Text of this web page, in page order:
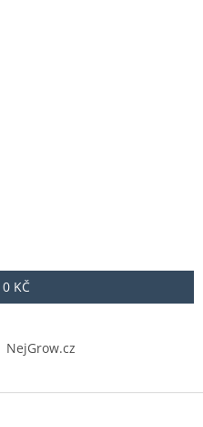
0 KČ
NejGrow.cz